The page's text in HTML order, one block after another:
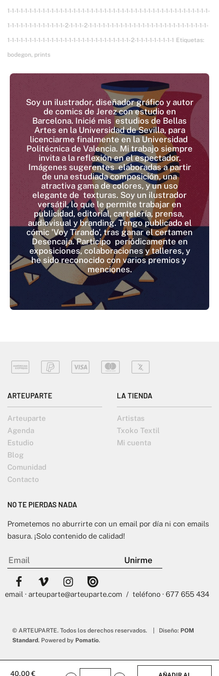
1-1-1-1-1-1-1-1-1-1-1-1-1-1-1-1-1-1-1-1-1-1-1-1-1-1-1-1-1-1-1-1-1-1-1-1-1-1-1-1-1-1-1-1-1-1-
1-1-1-1-1-1-1-1-1-1-1-1-1-2-1-1-1-2-1-1-1-1-1-1-1-1-1-1-1-1-1-1-1-1-1-1-1-1-1-1-1-1-1-1-1-
1-1-1-1-1-1-1-1-1-1-1-1-1-1-1-1-1-1-1-1-1-1-1-1-1-1-1-1-2-1-1-1-1-1-1-1-1-1 Etiquetas:
bodegon, prints
Soy un ilustrador, diseñador gráfico y autor
de comics de Jerez con estudio en
Barcelona. Inicié mis estudios de Bellas
Artes en la Universidad de Sevilla, para
licenciarme finalmente en la Universidad
Politécnica de Valencia. Mi trabajo siempre
invita a la reflexión en el espectador.
Imágenes sugerentes elaboradas a partir
de una estudiada composición, una
atractiva gama de colores, y un uso
elegante de texturas. Soy un ilustrador
versátil, lo que le permite trabajar en
publicidad, editorial, cartelería, prensa,
audiovisual y branding. Tengo publicado el
cómic 'Voy Tirando’, tras ganar el certamen
Desencaja. Participo periódicamente en
exposiciones, colaboraciones y talleres, y
he sido reconocido con varios premios y
menciones.
40,00 €
ARTEUPARTE
Arteuparte
Agenda
Estudio
Blog
Comunidad
Contacto
LA TIENDA
Artistas
Txoko Textil
Mi cuenta
NO TE PIERDAS NADA
Prometemos no aburrirte con un email por día ni con emails
basura. ¡Solo contenido de calidad!
email · arteuparte@arteuparte.com / teléfono · 677 655 434
© ARTEUPARTE. Todos los derechos reservados. | Diseño: POM
Standard. Powered by Pomatio.